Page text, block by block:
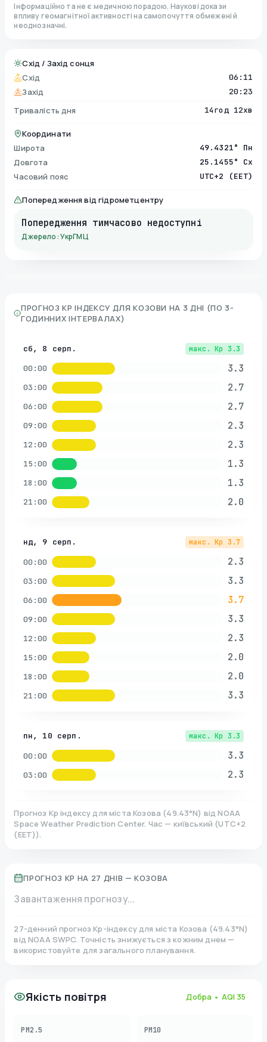
Інформаційно та не є медичною порадою. Наукові докази
впливу геомагнітної активності на самопочуття обмежені й
неоднозначні.
Схід / Захід сонця
Схід
06:11
Захід 20:23
Тривалість дня 14год 12хв
Координати
Широта
49.4321° Пн
Довгота 25.1455° Сх
Часовий пояс UTC+2 (EET)
Попередження від гідрометцентру
Попередження тимчасово недоступні
Джерело: УкрГМЦ
ПРОГНОЗ KP ІНДЕКСУ ДЛЯ КОЗОВИ НА 3 ДНІ (ПО 3-
ГОДИННИХ ІНТЕРВАЛАХ)
сб, 8 серп. макс. Kp 3.3
00:00 3.3
03:00 2.7
06:00 2.7
09:00 2.3
12:00 2.3
15:00 1.3
18:00 1.3
21:00 2.0
нд, 9 серп. макс. Kp 3.7
00:00 2.3
03:00 3.3
06:00 3.7
09:00 3.3
12:00 2.3
15:00 2.0
18:00 2.0
21:00 3.3
пн, 10 серп. макс. Kp 3.3
00:00 3.3
03:00 2.3
Прогноз Kp індексу для міста Козова (49.43°N) від NOAA
Space Weather Prediction Center. Час — київський (UTC+2
(EET)).
ПРОГНОЗ KP НА 27 ДНІВ — КОЗОВА
Завантаження прогнозу...
27-денний прогноз Kp-індексу для міста Козова (49.43°N)
від NOAA SWPC. Точність знижується з кожним днем —
використовуйте для загального планування.
Якість повітря Добра • AQI 35
PM2.5 PM10